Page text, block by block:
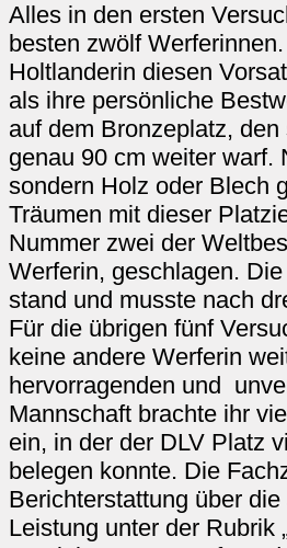
Alles in den ersten
besten zwölf
Holtlanderin diesen
als ihre persönliche
auf dem Bronzeplatz,
genau 90 cm weiter warf.
sondern Holz oder Blech
Träumen mit dieser
Nummer zwei der
Werferin, geschlagen.
stand und musste nach
Für die übrigen fünf
keine andere Werferin
hervorragenden und
Mannschaft brachte ihr
ein, in der der DLV Platz
belegen konnte. Die
Berichterstattung über
Leistung unter der Rubrik